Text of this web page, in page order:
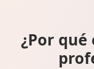
¿Por